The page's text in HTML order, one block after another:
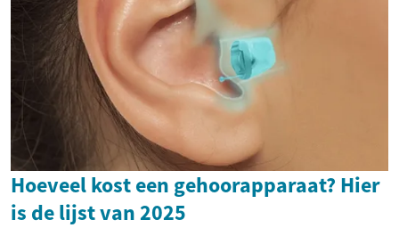
Hoeveel kost een gehoorapparaat? Hier
is de lijst van 2025